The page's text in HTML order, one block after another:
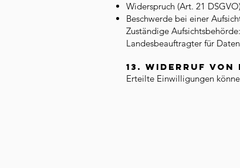
Widerspruch (Art. 21 DSGVO)
Beschwerde bei einer
Zuständige Aufsichtsbehörde:
Landesbeauftragter für
13. Widerruf
Erteilte Einwilligungen